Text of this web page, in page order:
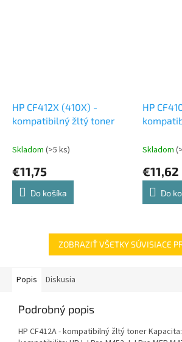
HP CF412X (410X) -
kompatibilný žltý toner
Skladom (>5 ks)
€11,75
Do košíka
HP
Skladom
€11,62
Do
ZOBRAZIŤ VŠETKY SÚVISIACE
Popis Diskusia
Podrobný popis
HP CF412A - kompatibilný žltý toner